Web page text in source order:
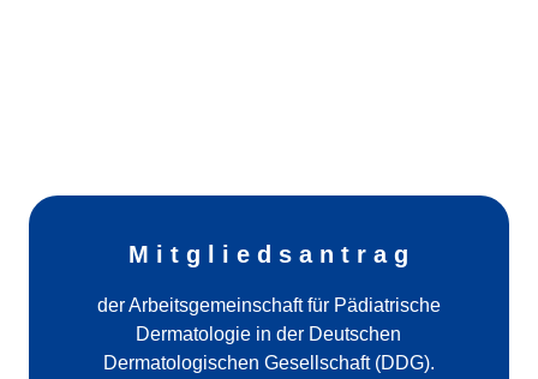
M i t g l i e d s a n t r a g
der Arbeitsgemeinschaft für Pädiatrische
Dermatologie in der Deutschen
Dermatologischen Gesellschaft (DDG).